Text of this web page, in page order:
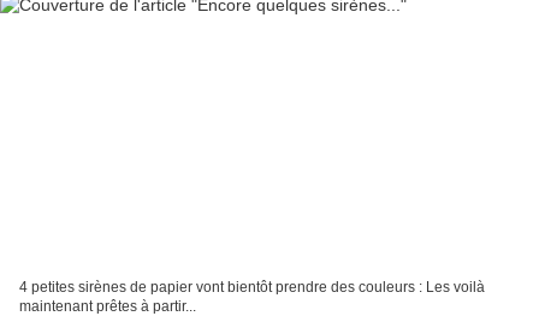
4 petites sirènes de papier vont bientôt prendre des couleurs : Les voilà
maintenant prêtes à partir...